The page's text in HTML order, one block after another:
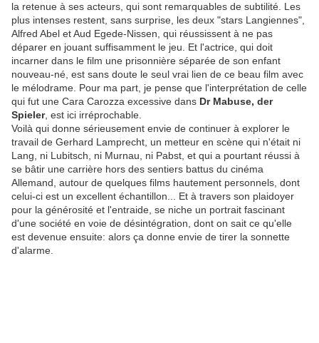
la retenue à ses acteurs, qui sont remarquables de subtilité. Les
plus intenses restent, sans surprise, les deux "stars Langiennes",
Alfred Abel et Aud Egede-Nissen, qui réussissent à ne pas
déparer en jouant suffisamment le jeu. Et l'actrice, qui doit
incarner dans le film une prisonnière séparée de son enfant
nouveau-né, est sans doute le seul vrai lien de ce beau film avec
le mélodrame. Pour ma part, je pense que l'interprétation de celle
qui fut une Cara Carozza excessive dans Dr Mabuse, der
Spieler, est ici irréprochable.
Voilà qui donne sérieusement envie de continuer à explorer le
travail de Gerhard Lamprecht, un metteur en scène qui n'était ni
Lang, ni Lubitsch, ni Murnau, ni Pabst, et qui a pourtant réussi à
se bâtir une carrière hors des sentiers battus du cinéma
Allemand, autour de quelques films hautement personnels, dont
celui-ci est un excellent échantillon... Et à travers son plaidoyer
pour la générosité et l'entraide, se niche un portrait fascinant
d'une société en voie de désintégration, dont on sait ce qu'elle
est devenue ensuite: alors ça donne envie de tirer la sonnette
d'alarme.